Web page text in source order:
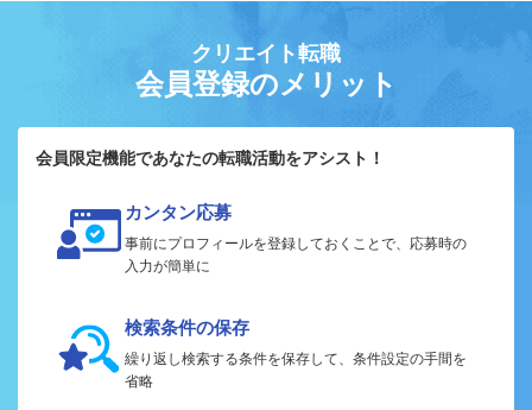
クリエイト転職
会員登録のメリット
会員限定機能であなたの転職活動をアシスト！
カンタン応募
事前にプロフィールを登録しておくことで、応募時の
入力が簡単に
検索条件の保存
繰り返し検索する条件を保存して、条件設定の手間を
省略